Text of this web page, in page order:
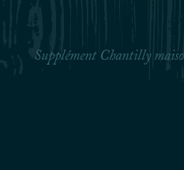
Supplément Chantilly